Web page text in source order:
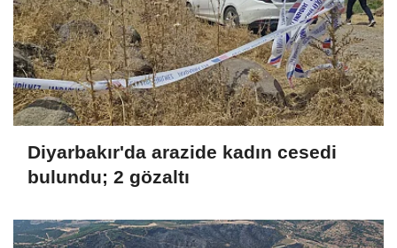
Diyarbakır'da arazide kadın cesedi
bulundu; 2 gözaltı